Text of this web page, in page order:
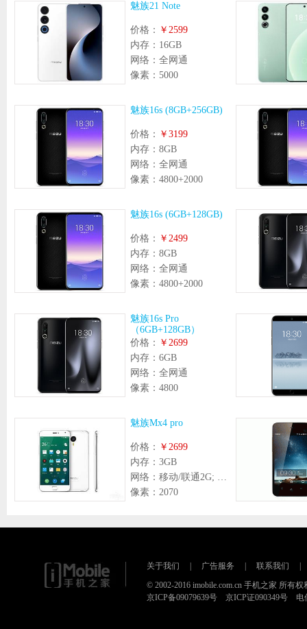
魅族21 Note
价格： ￥2599
内存： 16GB
网络： 全网通
像素： 5000
魅族16s (8GB+256GB)
价格： ￥3199
内存： 8GB
网络： 全网通
像素： 4800+2000
魅族16s (6GB+128GB)
价格： ￥2499
内存： 8GB
网络： 全网通
像素： 4800+2000
魅族16s Pro
（6GB+128GB）
价格： ￥2699
内存： 6GB
网络： 全网通
像素： 4800
魅族Mx4 pro
价格： ￥2699
内存： 3GB
网络： 移动/联通2G; 移动3G; 移动4G; 联通3G; 联通4G; 电信2G; 电信4G
像素： 2070
关于我们 广告服务 联系我们
© 2002-2016 imobile.com.cn 手机之家 所有权
京ICP备09079639号 京ICP证090349号 电